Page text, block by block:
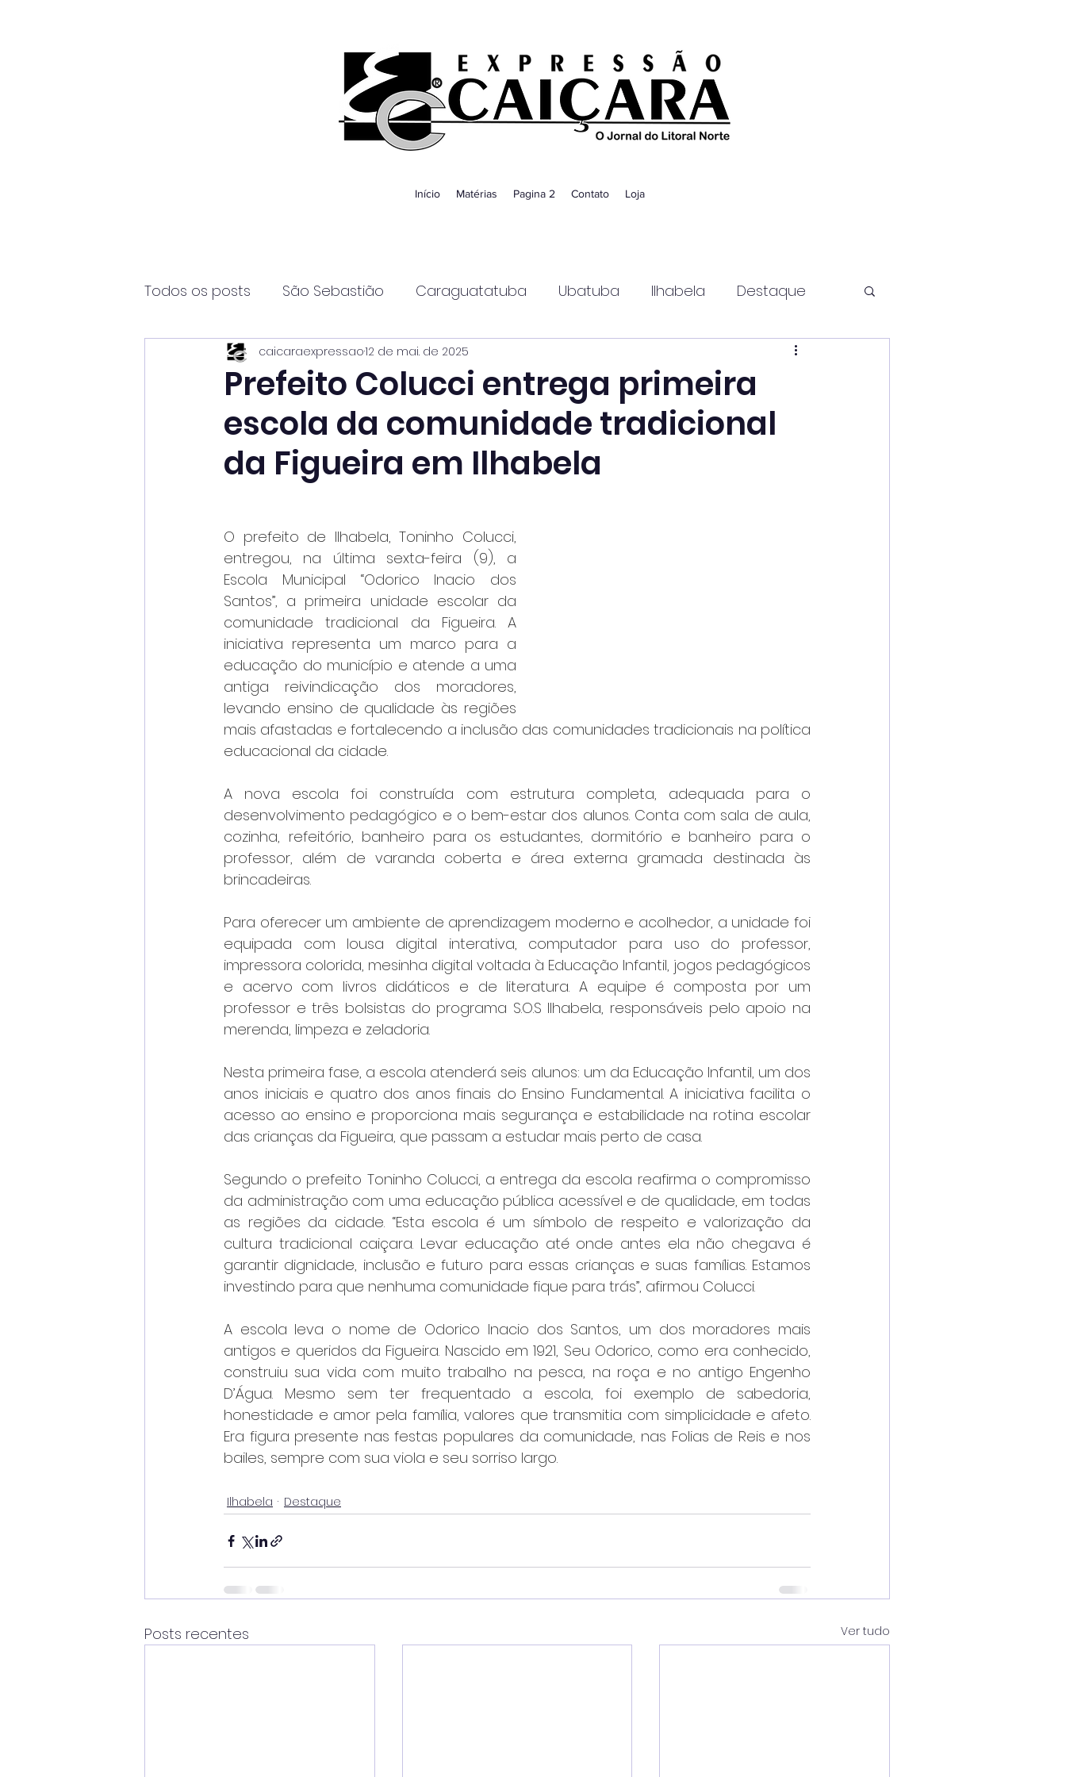
Início Matérias Pagina 2 Contato Loja
Todos os posts São Sebastião Caraguatatuba Ubatuba Ilhabela Destaque
Página2 Itanhaém Guaratinguetá
Prefeito Colucci entrega primeira
escola da comunidade tradicional
da Figueira em Ilhabela
caicaraexpressao12 de mai. de 2025
O prefeito de Ilhabela, Toninho Colucci,
entregou, na última sexta-feira (9), a
Escola Municipal “Odorico Inacio dos
Santos”, a primeira unidade escolar da
comunidade tradicional da Figueira. A
iniciativa representa um marco para a
educação do município e atende a uma
antiga reivindicação dos moradores,
levando ensino de qualidade às regiões
mais afastadas e fortalecendo a inclusão das comunidades tradicionais na política
educacional da cidade.
A nova escola foi construída com estrutura completa, adequada para o
desenvolvimento pedagógico e o bem-estar dos alunos. Conta com sala de aula,
cozinha, refeitório, banheiro para os estudantes, dormitório e banheiro para o
professor, além de varanda coberta e área externa gramada destinada às
brincadeiras.
Para oferecer um ambiente de aprendizagem moderno e acolhedor, a unidade foi
equipada com lousa digital interativa, computador para uso do professor,
impressora colorida, mesinha digital voltada à Educação Infantil, jogos pedagógicos
e acervo com livros didáticos e de literatura. A equipe é composta por um
professor e três bolsistas do programa S.O.S Ilhabela, responsáveis pelo apoio na
merenda, limpeza e zeladoria.
Nesta primeira fase, a escola atenderá seis alunos: um da Educação Infantil, um dos
anos iniciais e quatro dos anos finais do Ensino Fundamental. A iniciativa facilita o
acesso ao ensino e proporciona mais segurança e estabilidade na rotina escolar
das crianças da Figueira, que passam a estudar mais perto de casa.
Segundo o prefeito Toninho Colucci, a entrega da escola reafirma o compromisso
da administração com uma educação pública acessível e de qualidade, em todas
as regiões da cidade. “Esta escola é um símbolo de respeito e valorização da
cultura tradicional caiçara. Levar educação até onde antes ela não chegava é
garantir dignidade, inclusão e futuro para essas crianças e suas famílias. Estamos
investindo para que nenhuma comunidade fique para trás”, afirmou Colucci.
A escola leva o nome de Odorico Inacio dos Santos, um dos moradores mais
antigos e queridos da Figueira. Nascido em 1921, Seu Odorico, como era conhecido,
construiu sua vida com muito trabalho na pesca, na roça e no antigo Engenho
D’Água. Mesmo sem ter frequentado a escola, foi exemplo de sabedoria,
honestidade e amor pela família, valores que transmitia com simplicidade e afeto.
Era figura presente nas festas populares da comunidade, nas Folias de Reis e nos
bailes, sempre com sua viola e seu sorriso largo.
Ilhabela Destaque
Posts recentes Ver tudo